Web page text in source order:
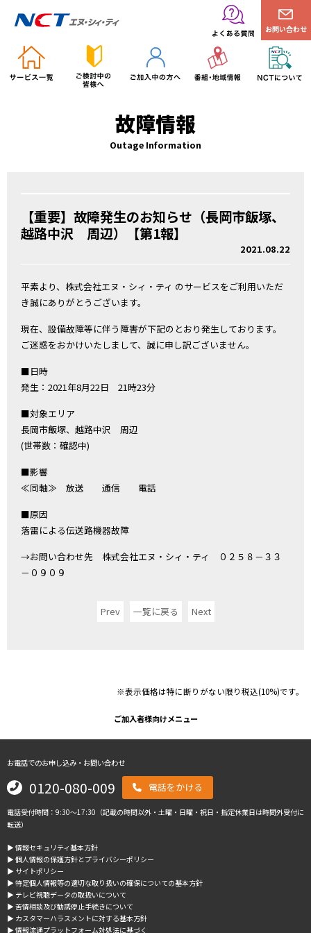
お問い合わせ
故障情報
Outage Information
【重要】故障発生のお知らせ（長岡市飯塚、
越路中沢 周辺）【第1報】
2021.08.22
平素より、株式会社エヌ・シィ・ティ のサービスをご利用いただ
き誠にありがとうございます。
現在、設備故障等に伴う障害が下記のとおり発生しております。
ご迷惑をおかけいたしまして、誠に申し訳ございません。
■日時
発生：2021年8月22日 21時23分
■対象エリア
長岡市飯塚、越路中沢 周辺
(世帯数：確認中)
■影響
≪同軸≫ 放送 通信 電話
■原因
落雷による伝送路機器故障
→お問い合わせ先 株式会社エヌ・シィ・ティ ０２５８－３３
－０９０９
Prev 一覧に戻る Next
※表示価格は特に断りがない限り税込(10%)です。
ご加入者様向けメニュー
お電話でのお申し込み・お問い合わせ
0120-080-009 電話をかける
電話受付時間：9:30～17:30（記載の時間以外・土曜・日曜・祝日・指定休業日は時間外受付に
転送）
▶︎ 情報セキュリティ基本方針
▶︎ 個人情報の保護方針とプライバシーポリシー
▶︎ サイトポリシー
▶︎ 特定個人情報等の適切な取り扱いの確保についての基本方針
▶︎ テレビ視聴データの取扱いについて
▶︎ 苦情相談及び勧誘停止手続きについて
▶︎ カスタマーハラスメントに対する基本方針
▶︎ 情報流通プラットフォーム対処法に基づく